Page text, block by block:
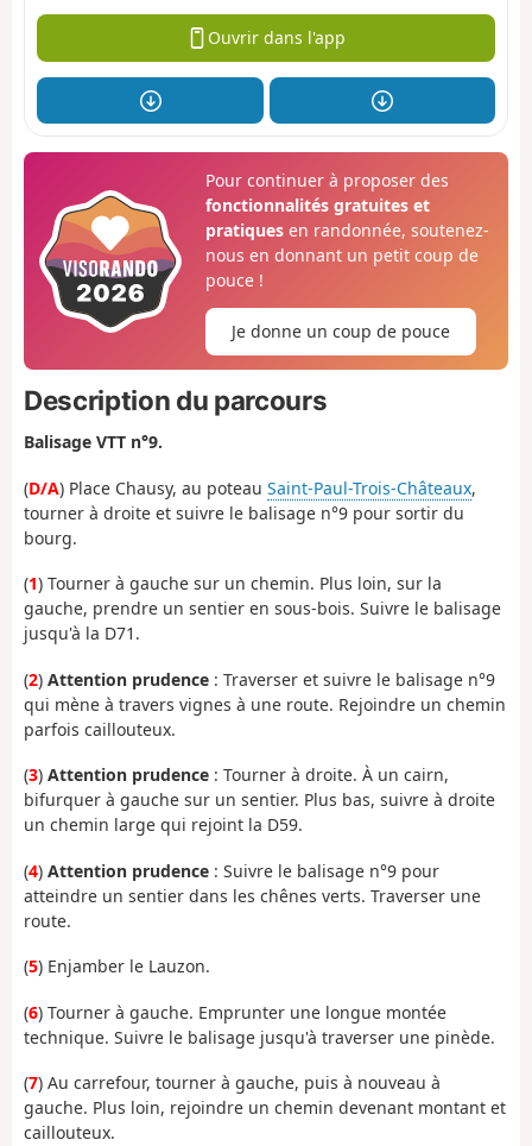
Ouvrir dans l'app
Pour continuer à proposer des
fonctionnalités gratuites et
pratiquesen randonnée, soutenez-
nous en donnant un petit coup de
pouce !
Je donne un coup de pouce
Description du parcours
Balisage VTT n°9.
(D/A) Place Chausy, au poteau Saint-Paul-Trois-Châteaux,
tourner à droite et suivre le balisage n°9 pour sortir du
bourg.
(1) Tourner à gauche sur un chemin. Plus loin, sur la
gauche, prendre un sentier en sous-bois. Suivre le balisage
jusqu'à la D71.
(2) Attention prudence : Traverser et suivre le balisage n°9
qui mène à travers vignes à une route. Rejoindre un chemin
parfois caillouteux.
(3) Attention prudence : Tourner à droite. À un cairn,
bifurquer à gauche sur un sentier. Plus bas, suivre à droite
un chemin large qui rejoint la D59.
(4) Attention prudence : Suivre le balisage n°9 pour
atteindre un sentier dans les chênes verts. Traverser une
route.
(5) Enjamber le Lauzon.
(6) Tourner à gauche. Emprunter une longue montée
technique. Suivre le balisage jusqu'à traverser une pinède.
(7) Au carrefour, tourner à gauche, puis à nouveau à
gauche. Plus loin, rejoindre un chemin devenant montant et
caillouteux.